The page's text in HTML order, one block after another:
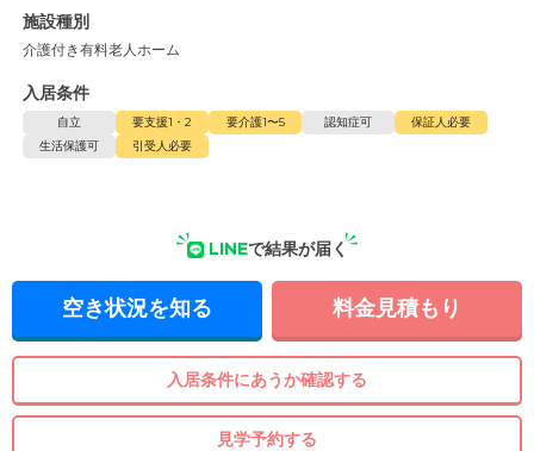
施設種別
介護付き有料老人ホーム
入居条件
自立 要支援1・2 要介護1〜5 認知症可
保証人必要
生活保護可
引受人必要
LINEで結果が届く
空き状況を知る 料金見積もり
入居条件にあうか確認する
見学予約する